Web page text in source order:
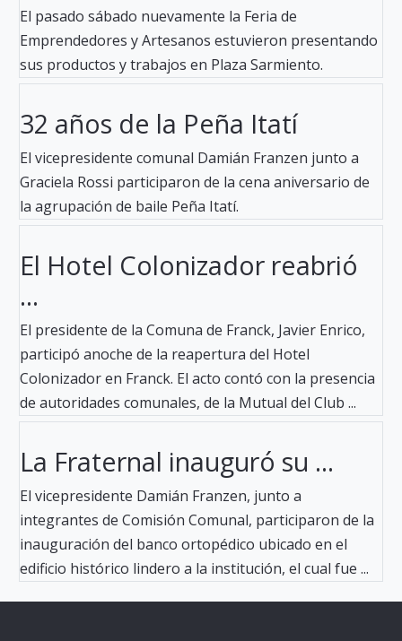
El pasado sábado nuevamente la Feria de
Emprendedores y Artesanos estuvieron presentando
sus productos y trabajos en Plaza Sarmiento.
32 años de la Peña Itatí
El vicepresidente comunal Damián Franzen junto a
Graciela Rossi participaron de la cena aniversario de
la agrupación de baile Peña Itatí.
El Hotel Colonizador reabrió
...
El presidente de la Comuna de Franck, Javier Enrico,
participó anoche de la reapertura del Hotel
Colonizador en Franck. El acto contó con la presencia
de autoridades comunales, de la Mutual del Club ...
La Fraternal inauguró su ...
El vicepresidente Damián Franzen, junto a
integrantes de Comisión Comunal, participaron de la
inauguración del banco ortopédico ubicado en el
edificio histórico lindero a la institución, el cual fue ...